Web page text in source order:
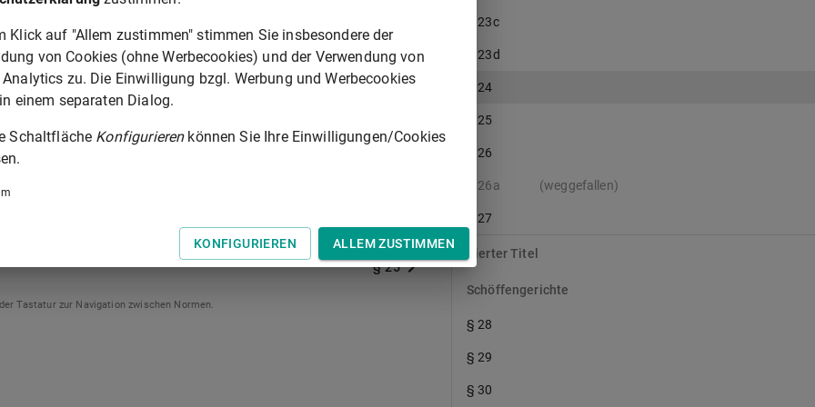
ist oder
von Verletzten der Straftat, die als Zeugen
der besonderen Bedeutung des Falles Anklage beim
liegt insbesondere vor, wenn zu erwarten ist, dass die
verbunden sein wird, und deshalb mehrfache
Jahre Freiheitsstrafe und nicht auf die Unterbringung in
Strafe, oder in der Sicherungsverwahrung erkennen.
§ 25
Tastatur zur Navigation zwischen Normen.
§ 23c
§ 23d
§ 24
§ 25
§ 26
§ 26a (weggefallen)
§ 27
Vierter Titel
Schöffengerichte
§ 28
§ 29
§ 30
Klick auf "Allem zustimmen" stimmen Sie insbesondere der
von Cookies (ohne Werbecookies) und der Verwendung von
Analytics zu. Die Einwilligung bzgl. Werbung und Werbecookies
einem separaten Dialog.
Schaltfläche Konfigurierenkönnen Sie Ihre Einwilligungen/Cookies
KONFIGURIEREN ALLEM ZUSTIMMEN